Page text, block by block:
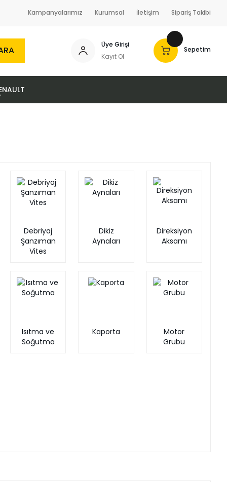
Kampanyalarımız Kurumsal İletişim Sipariş Takibi
Üye Girişi
Kayıt Ol
Sepetim
Debriyaj
Şanzıman
Vites
Dikiz
Aynaları
Direksiyon
Aksamı
Isıtma ve
Soğutma
Kaporta
Motor
Grubu